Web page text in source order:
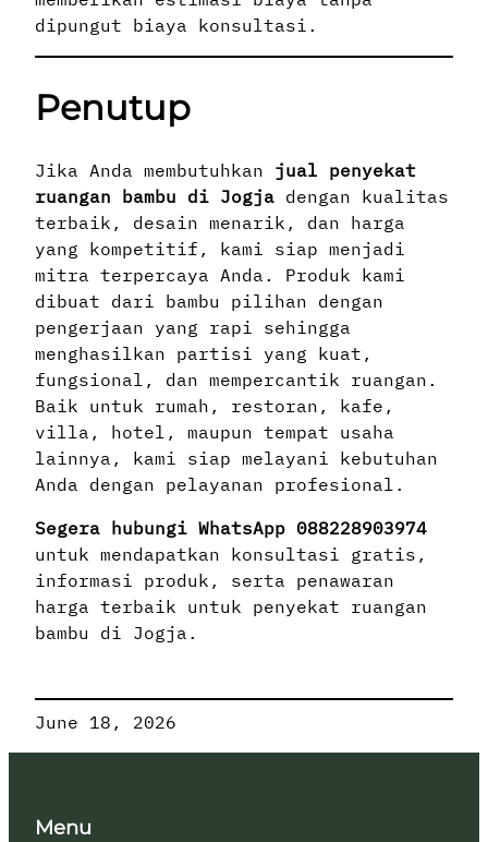
dipungut biaya konsultasi.
Penutup
Jika Anda membutuhkan jual penyekat
ruangan bambu di Jogja dengan kualitas
terbaik, desain menarik, dan harga
yang kompetitif, kami siap menjadi
mitra terpercaya Anda. Produk kami
dibuat dari bambu pilihan dengan
pengerjaan yang rapi sehingga
menghasilkan partisi yang kuat,
fungsional, dan mempercantik ruangan.
Baik untuk rumah, restoran, kafe,
villa, hotel, maupun tempat usaha
lainnya, kami siap melayani kebutuhan
Anda dengan pelayanan profesional.
Segera hubungi WhatsApp 088228903974
untuk mendapatkan konsultasi gratis,
informasi produk, serta penawaran
harga terbaik untuk penyekat ruangan
bambu di Jogja.
June 18, 2026
Menu